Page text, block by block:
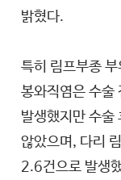
밝혔다.
특히 림프부종
봉와직염은 수술
발생했지만 수술
않았으며, 다리
2.6건으로 발생